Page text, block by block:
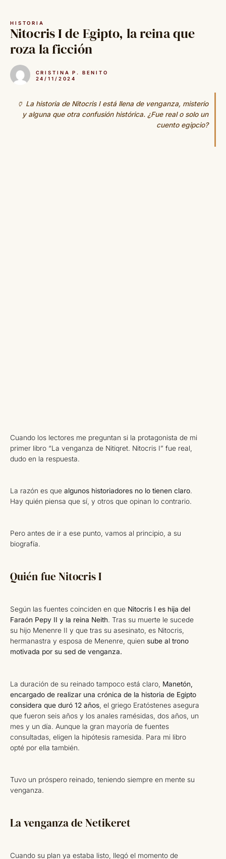
contenido
HISTORIA
Nitocris I de Egipto, la reina que
roza la ficción
CRISTINA P. BENITO
24/11/2024
🏺 La historia de Nitocris I está llena de venganza, misterio
y alguna que otra confusión histórica. ¿Fue real o solo un
cuento egipcio?
Cuando los lectores me preguntan si la protagonista de mi
primer libro “La venganza de Nitiqret. Nitocris I” fue real,
dudo en la respuesta.
La razón es que algunos historiadores no lo tienen claro.
Hay quién piensa que sí, y otros que opinan lo contrario.
Pero antes de ir a ese punto, vamos al principio, a su
biografía.
Quién fue Nitocris I
Según las fuentes coinciden en que Nitocris I es hija del
Faraón Pepy II y la reina Neith. Tras su muerte le sucede
su hijo Menenre II y que tras su asesinato, es Nitocris,
hermanastra y esposa de Menenre, quien sube al trono
motivada por su sed de venganza.
La duración de su reinado tampoco está claro, Manetón,
encargado de realizar una crónica de la historia de Egipto
considera que duró 12 años , el griego Eratóstenes asegura
que fueron seis años y los anales ramésidas, dos años, un
mes y un día. Aunque la gran mayoría de fuentes
consultadas, eligen la hipótesis ramesida. Para mi libro
opté por ella también.
Tuvo un próspero reinado, teniendo siempre en mente su
venganza.
La venganza de Netikeret
Cuando su plan ya estaba listo, llegó el momento de